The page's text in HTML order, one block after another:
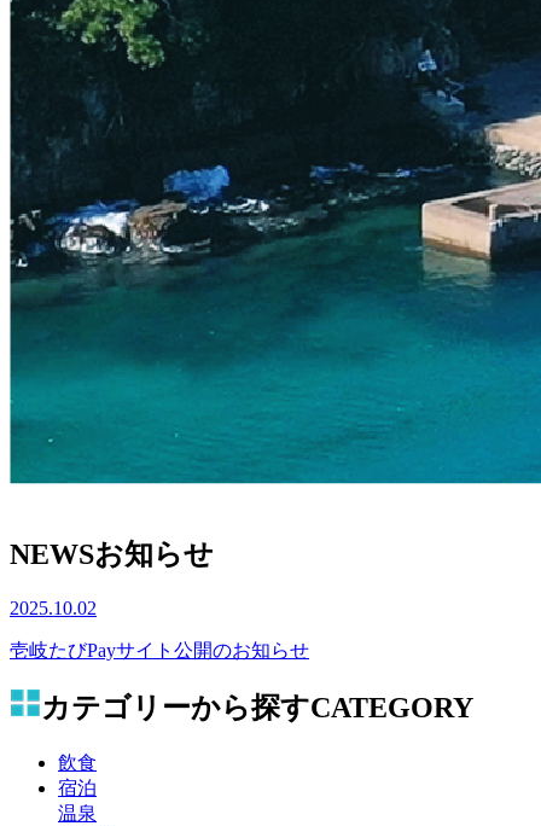
NEWSお知らせ
2025.10.02
壱岐たびPayサイト公開のお知らせ
カテゴリーから探すCATEGORY
飲食
宿泊
温泉